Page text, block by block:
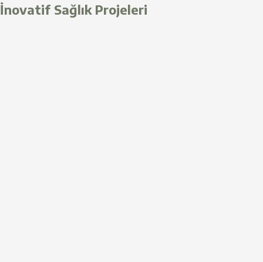
İnovatif Sağlık Projeleri